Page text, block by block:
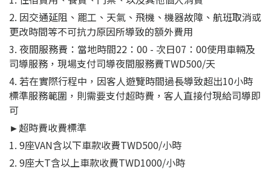
2. 因交通延阻、罷工、天氣、飛機、機器故障、航班取消或
更改時間等不可抗力原因所導致的額外費用
3. 夜間服務費：當地時間22：00 - 次日07：00使用車輛及
司導服務，現場支付司導夜間服務費TWD500/天
4. 若在實際行程中，因客人遊覽時間過長導致超出10小時
標準服務範圍，則需要支付超時費，客人直接付現給司導即
可
►超時費收費標準
1. 9座VAN含以下車款收費TWD500/小時
2. 9座大T含以上車款收費TWD1000/小時